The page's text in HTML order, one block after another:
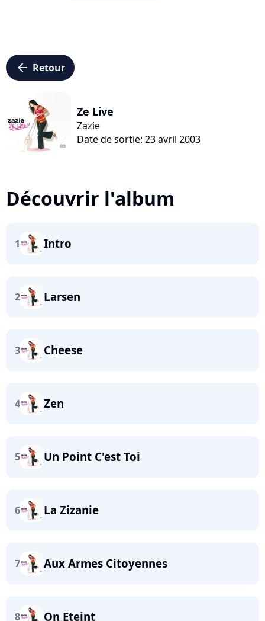
arrow_left Retour
Ze Live
Zazie
Date de sortie: 23 avril 2003
Découvrir l'album
1 Intro
2 Larsen
3 Cheese
4 Zen
5 Un Point C'est Toi
6 La Zizanie
7 Aux Armes Citoyennes
8 On Eteint